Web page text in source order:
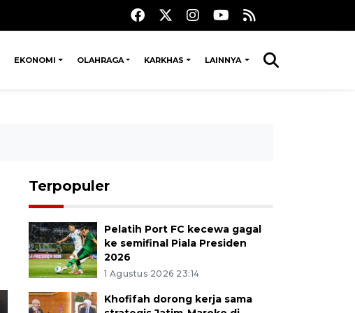
EKONOMI OLAHRAGA KARKHAS LAINNYA
Terpopuler
Pelatih Port FC kecewa gagal
ke semifinal Piala Presiden
2026
1 Agustus 2026 23:14
Khofifah dorong kerja sama